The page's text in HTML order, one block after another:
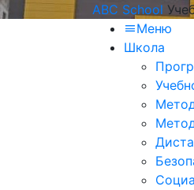
ABC School
Меню
Школа